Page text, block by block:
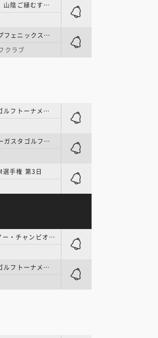
ステップ・アップ・ツアー | 山陰ご縁むす美レディース 最終日
ACNツアー | ダンロップフェニックストーナメントチャレンジ in ふくしま 最終日
クラブ
国内女子 | ニトリレディスゴルフトーナメント 第3日
国内男子 | Sansan KBCオーガスタゴルフトーナメント 3日目
手権 第3日
PGAツアー(米国男子) | ツアー・チャンピオンシップ 最終日
国内女子 | ニトリレディスゴルフトーナメント 最終日